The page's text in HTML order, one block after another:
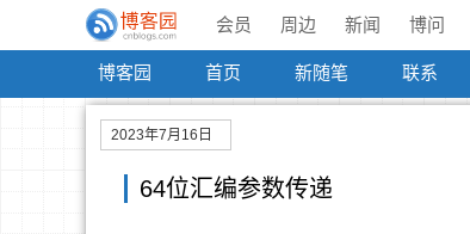
会员 周边 新闻 博问
博客园 首页 新随笔 联系
2023年7月16日
64位汇编参数传递